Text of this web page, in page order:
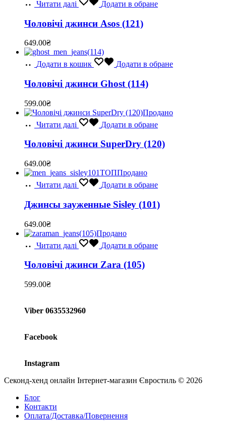
Читати далі Додати в обране
Чоловічі джинси Asos (121)
649.00₴
Додати в кошик Додати в обране
Чоловічі джинси Ghost (114)
599.00₴
Продано
Читати далі
Додати в обране
Чоловічі джинси SuperDry (120)
649.00₴
ТОППродано
Читати далі
Додати в обране
Джинсы зауженные Sisley (101)
649.00₴
Продано
Читати далі
Додати в обране
Чоловічі джинси Zara (105)
599.00₴
Viber 0635532960
Facebook
Instagram
Секонд-хенд онлайн Інтернет-магазин Євростиль © 2026
Блог
Контакти
Оплата/Доставка/Повернення